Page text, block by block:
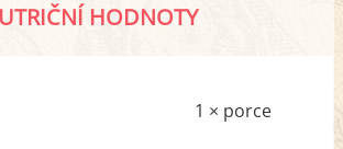
HODNOTY
1 × porce